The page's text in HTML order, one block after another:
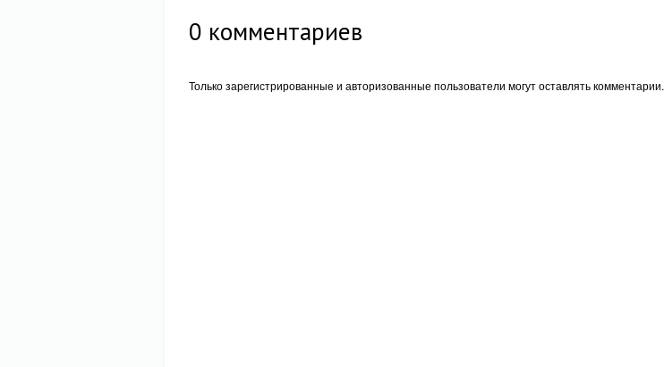
0 комментариев
Только зарегистрированные и авторизованные пользователи могут оставлять комментарии.